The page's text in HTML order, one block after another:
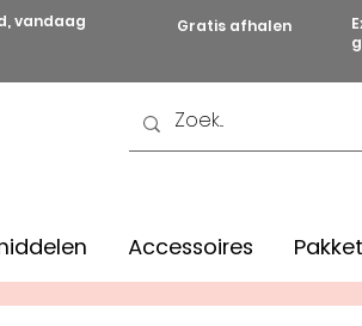
vandaag
Gratis afhalen
Accessoires